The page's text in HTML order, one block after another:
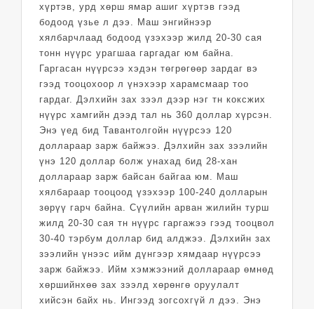
хүртэв, урд хөрш ямар ашиг хүртэв гээд
бодоод үзье л дээ. Маш энгийнээр
хялбарчлаад бодоод үзэхээр жилд 20-30 сая
тонн нүүрс урагшаа гаргадаг юм байна.
Гаргасан нүүрсээ хэдэн төгрөгөөр зардаг вэ
гээд тооцохоор л үнэхээр харамсмаар тоо
гардаг. Дэлхийн зах зээл дээр нэг тн коксжих
нүүрс хамгийн дээд тал нь 360 доллар хүрсэн.
Энэ үед бид Тавантолгойн нүүрсээ 120
доллараар зарж байжээ. Дэлхийн зах зээлийн
үнэ 120 доллар болж унахад бид 28-хан
доллараар зарж байсан байгаа юм. Маш
хялбараар тооцоод үзэхээр 100-240 долларын
зөрүү гарч байна. Сүүлийн арван жилийн турш
жилд 20-30 сая тн нүүрс гаргажээ гээд тооцвол
30-40 тэрбум доллар бид алджээ. Дэлхийн зах
зээлийн үнээс ийм дүнгээр хямдаар нүүрсээ
зарж байжээ. Ийм хэмжээний доллараар өмнөд
хөршийнхөө зах зээлд хөрөнгө оруулалт
хийсэн байх нь. Ингээд зогсохгүй л дээ. Энэ